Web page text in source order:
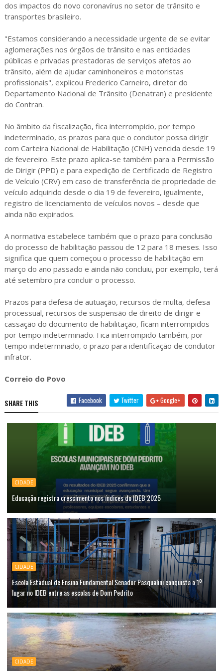
dos impactos do novo coronavírus no setor de trânsito e
transportes brasileiro.
"Estamos considerando a necessidade urgente de se evitar
aglomerações nos órgãos de trânsito e nas entidades
públicas e privadas prestadoras de serviços afetos ao
trânsito, além de ajudar caminhoneiros e motoristas
profissionais", explicou Frederico Carneiro, diretor do
Departamento Nacional de Trânsito (Denatran) e presidente
do Contran.
No âmbito da fiscalização, fica interrompido, por tempo
indeterminado, os prazos para que o condutor possa dirigir
com Carteira Nacional de Habilitação (CNH) vencida desde 19
de fevereiro. Este prazo aplica-se também para a Permissão
de Dirigir (PPD) e para expedição de Certificado de Registro
de Veículo (CRV) em caso de transferência de propriedade de
veículo adquirido desde o dia 19 de fevereiro, igualmente,
registro de licenciamento de veículos novos – desde que
ainda não expirados.
A normativa estabelece também que o prazo para conclusão
do processo de habilitação passou de 12 para 18 meses. Isso
significa que quem começou o processo de habilitação em
março do ano passado e ainda não concluiu, por exemplo, terá
até setembro pra concluir o processo.
Prazos para defesa de autuação, recursos de multa, defesa
processual, recursos de suspensão de direito de dirigir e
cassação do documento de habilitação, ficam interrompidos
por tempo indeterminado. Fica interrompido também, por
tempo indeterminado, o prazo para identificação de condutor
infrator.
Correio do Povo
SHARE THIS Facebook Twitter Google+
CIDADE
Educação registra crescimento nos índices do IDEB 2025
CIDADE
Escola Estadual de Ensino Fundamental Senador Pasqualini conquista o 1º
lugar no IDEB entre as escolas de Dom Pedrito
CIDADE